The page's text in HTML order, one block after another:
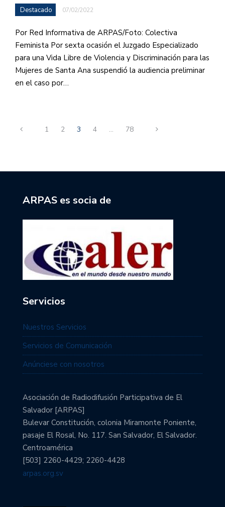
Destacado 07/02/2022
Por Red Informativa de ARPAS/Foto: Colectiva
Feminista Por sexta ocasión el Juzgado Especializado
para una Vida Libre de Violencia y Discriminación para las
Mujeres de Santa Ana suspendió la audiencia preliminar
en el caso por…
1 2 3 4 … 78
ARPAS es socia de
Servicios
Nuestros Servicios
Servicios de Comunicación
Anúnciese con nosotros
Asociación de Radiodifusión Participativa de El
Salvador [ARPAS]
Bulevar Constitución, colonia Miramonte Poniente,
pasaje El Rosal, No. 117. San Salvador, El Salvador.
Centroamérica
[503] 2260-4429; 2260-4428
arpas.org.sv